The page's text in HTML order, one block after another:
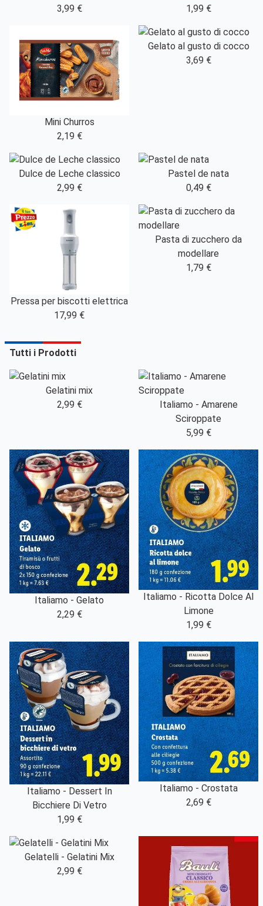
3,99 €
1,99 €
Mini Churros
2,19 €
Gelato al gusto di cocco
3,69 €
Dulce de Leche classico
2,99 €
Pastel de nata
0,49 €
Pressa per biscotti elettrica
17,99 €
Pasta di zucchero da
modellare
1,79 €
Tutti i Prodotti
Gelatini mix
2,99 €
Italiamo - Amarene
Sciroppate
5,99 €
Italiamo - Gelato
2,29 €
Italiamo - Ricotta Dolce Al
Limone
1,99 €
Italiamo - Dessert In
Bicchiere Di Vetro
1,99 €
Italiamo - Crostata
2,69 €
Gelatelli - Gelatini Mix
2,99 €